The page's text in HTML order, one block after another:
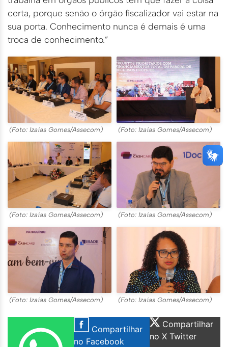
certa, porque senão o órgão fiscalizador vai estar na
sua porta. Conhecimento nunca é demais é uma
troca de conhecimento.”
(Foto: Izaías Gomes/Assecom) (Foto: Izaías Gomes/Assecom)
(Foto: Izaías Gomes/Assecom) (Foto: Izaías Gomes/Assecom)
(Foto: Izaías Gomes/Assecom) (Foto: Izaías Gomes/Assecom)
Compartilhar
no Facebook
Compartilhar
no X Twitter